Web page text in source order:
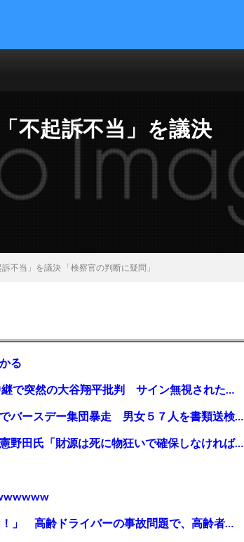
マネー 海外の反応
不起訴不当」を議決
不当」を議決 「検察官の判断に疑問」
る
【MLB】「大谷は謙虚ではない」少女が全米生中継で突然の大谷翔平批判 サイン無視された過去明かす
【千葉】「みんなで走れて楽しかった」 バイクでバースデー集団暴走 男女５７人を書類送検 SNSで参加者募る
ガソリン減税、１兆円の財源必要 石破首相・立憲野田氏「財源は死に物狂いで確保しなければならない」「本当に死に物狂いで」
【芸能】高橋真麻「80代で免許を全員取り消しに！」 高齢ドライバーの事故問題で、高齢者の運転免許取り消し法を提案